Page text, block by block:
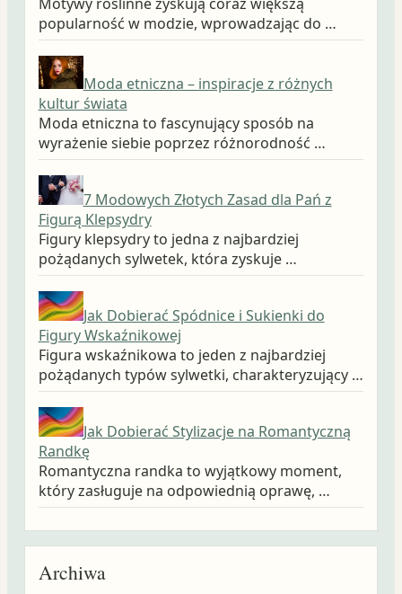
popularność w modzie, wprowadzając do …
Moda etniczna – inspiracje z różnych
kultur świata
Moda etniczna to fascynujący sposób na
wyrażenie siebie poprzez różnorodność …
7 Modowych Złotych Zasad dla Pań z
Figurą Klepsydry
Figury klepsydry to jedna z najbardziej
pożądanych sylwetek, która zyskuje …
Jak Dobierać Spódnice i Sukienki do
Figury Wskaźnikowej
Figura wskaźnikowa to jeden z najbardziej
pożądanych typów sylwetki, charakteryzujący …
Jak Dobierać Stylizacje na Romantyczną
Randkę
Romantyczna randka to wyjątkowy moment,
który zasługuje na odpowiednią oprawę, …
Archiwa